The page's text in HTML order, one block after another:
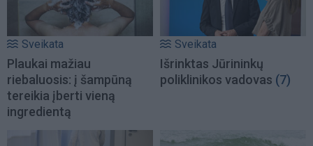
Sveikata
Plaukai mažiau
riebaluosis: į šampūną
tereikia įberti vieną
ingredientą
Sveikata
Išrinktas Jūrininkų
poliklinikos vadovas (7)